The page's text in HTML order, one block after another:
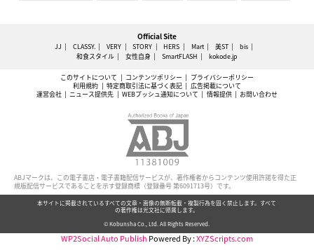
Official Site
JJ CLASSY. VERY STORY HERS Mart 美ST
bis
和食スタイル
女性自身 SmartFLASH kokode.jp
このサイトについて コンテンツポリシー
プライバシーポリシー
利用規約
特定商取引法に基づく表記
広告掲載について
運営会社
ニュース提供先 WEBプッシュ通知について 情報提供 お問い合わせ
ABJマークは、この電子書店・電子書籍配信サービスが、著作権者からコンテンツ使用許諾を得た正
規版配信サービスであることを示す登録商標（登録番号 第6091713号）です。
本サイトに掲載されているすべての文章・画像の無断転載・複製行為を固く禁止します。すべて
の著作権は光文社に帰属します。
© Kobunsha Co., Ltd. All Rights Reserved.
WP2Social Auto Publish Powered By :XYZScripts.com